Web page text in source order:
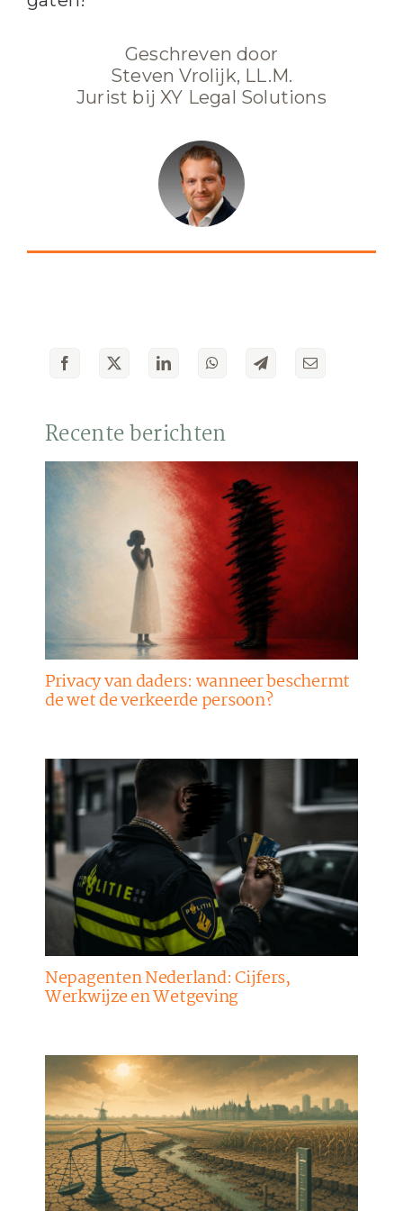
Recente berichten
Privacy van daders: wanneer beschermt
de wet de verkeerde persoon?
Nepagenten Nederland: Cijfers,
Werkwijze en Wetgeving
Geschreven door
Steven Vrolijk, LL.M.
Jurist bij XY Legal Solutions